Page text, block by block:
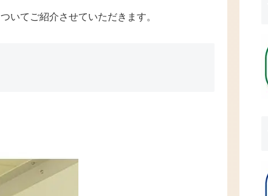
いてご紹介させていただきます。